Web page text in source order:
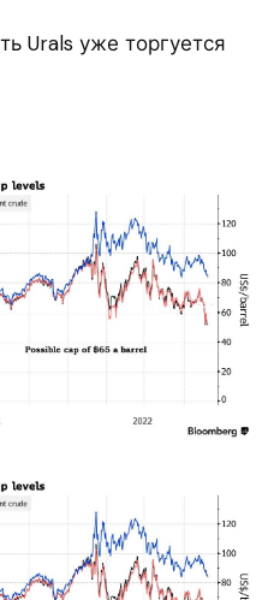
Urals уже торгуется